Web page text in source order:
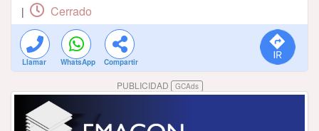
| Cerrado
Llamar WhatsApp Compartir
PUBLICIDAD GCAds